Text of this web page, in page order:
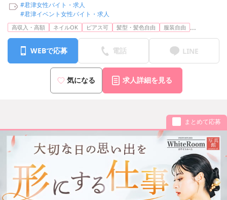
#君津女性バイト・求人
#君津イベント女性バイト・求人
高収入・高額 ネイルOK ピアス可 髪型・髪色自由 服装自由 ...
WEBで応募 電話 LINE
気になる 求人詳細を見る
まとめて応募